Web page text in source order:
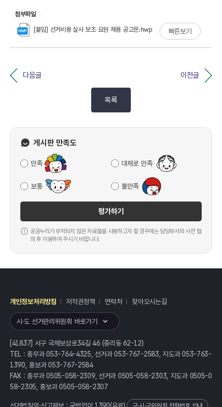
첨부파일
[붙임] 선거비용 실사 보조 요원 채용 공고문.hwp 빠른보기
다음글 이전글
목록
게시판 만족도
만족 대체로 만족
보통 불만족
평가하기
공공누리가 부착되지 않은 자료들을 사용하고자 할 경우에는 담당부서와 사전 협
의 후 이용하여 주시기 바랍니다.
개인정보처리방침 저작권정책 연락처 찾아오시는길
시·도 선거관리위원회 바로가기
[41837] 서구 국채보상로34길 46 (중리동 62-12)
TEL : 총무과 053-764-4325, 선거과 053-767-2583, 지도과 053-763-
1390, 홍보과 053-767-2584
FAX : 총무과 0505-058-2309, 선거과 0505-058-2303, 지도과 0505-0
58-2305, 홍보과 0505-058-2307